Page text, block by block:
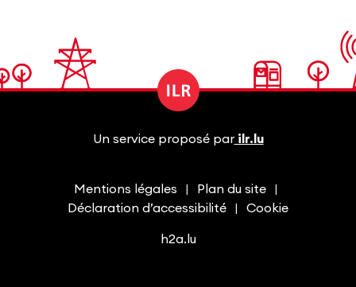
Mentions légales
Plan du site
Déclaration d’accessibilité
Cookie
Un service proposé parilr.lu
h2a.lu